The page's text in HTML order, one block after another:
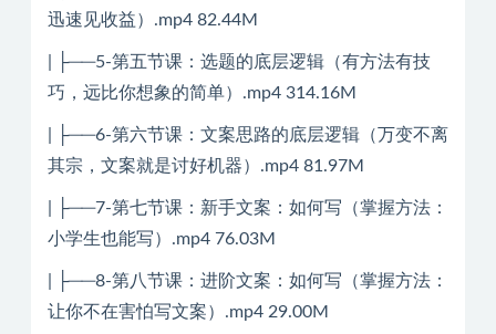
迅速见收益）.mp4 82.44M
| ├──5-第五节课：选题的底层逻辑（有方法有技
巧，远比你想象的简单）.mp4 314.16M
| ├──6-第六节课：文案思路的底层逻辑（万变不离
其宗，文案就是讨好机器）.mp4 81.97M
| ├──7-第七节课：新手文案：如何写（掌握方法：
小学生也能写）.mp4 76.03M
| ├──8-第八节课：进阶文案：如何写（掌握方法：
让你不在害怕写文案）.mp4 29.00M